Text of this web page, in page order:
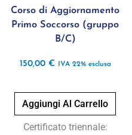
Corso di Aggiornamento
Primo Soccorso (gruppo
B/C)
150,00 € IVA 22% esclusa
Aggiungi Al Carrello
Certificato triennale: